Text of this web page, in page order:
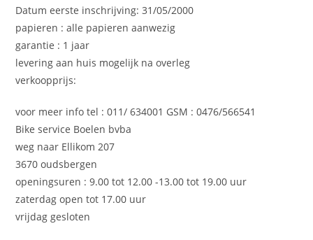
Datum eerste inschrijving: 31/05/2000
papieren : alle papieren aanwezig
garantie : 1 jaar
levering aan huis mogelijk na overleg
verkoopprijs:
voor meer info tel : 011/ 634001 GSM : 0476/566541
Bike service Boelen bvba
weg naar Ellikom 207
3670 oudsbergen
openingsuren : 9.00 tot 12.00 -13.00 tot 19.00 uur
zaterdag open tot 17.00 uur
vrijdag gesloten